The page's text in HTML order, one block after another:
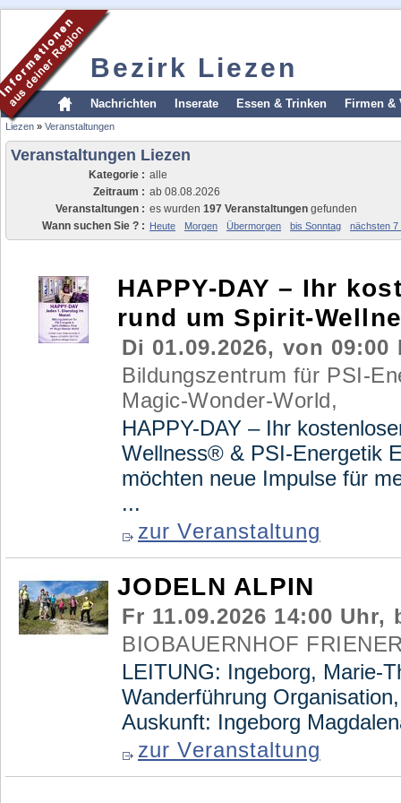
Bezirk Liezen
Nachrichten Inserate Essen & Trinken Firmen &
Liezen » Veranstaltungen
Veranstaltungen Liezen
Kategorie : alle
Zeitraum : ab 08.08.2026
Veranstaltungen : es wurden 197 Veranstaltungen gefunden
Wann suchen Sie ? : Heute Morgen Übermorgen bis Sonntag nächsten 7
HAPPY-DAY – Ihr
rund um Spirit-
Di 01.09.2026, von 09:00
Bildungszentrum für PSI-
Magic-Wonder-World,
HAPPY-DAY – Ihr
Wellness® & PSI-Energetik
möchten neue Impulse für
...
zur Veranstaltung
JODELN ALPIN
Fr 11.09.2026 14:00 Uhr,
BIOBAUERNHOF
LEITUNG: Ingeborg, Marie-
Wanderführung
Auskunft: Ingeborg
zur Veranstaltung